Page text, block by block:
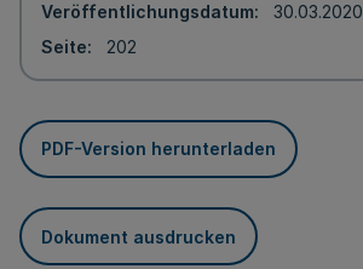
Veröffentlichungsdatum
30.03.2020
Seite
202
PDF-Version herunterladen
Dokument ausdrucken